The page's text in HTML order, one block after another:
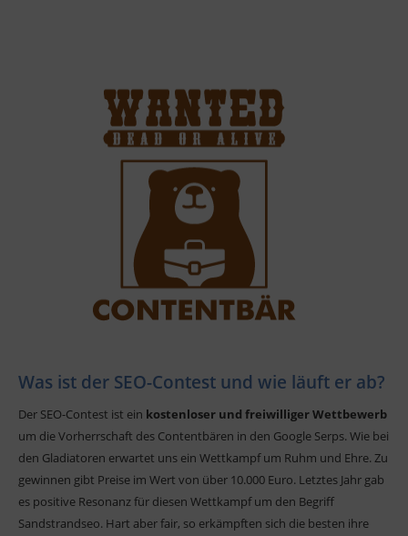
Was ist der SEO-Contest und wie läuft er ab?
Der SEO-Contest ist ein kostenloser und freiwilliger Wettbewerb
um die Vorherrschaft des Contentbären in den Google Serps. Wie bei
den Gladiatoren erwartet uns ein Wettkampf um Ruhm und Ehre. Zu
gewinnen gibt Preise im Wert von über 10.000 Euro. Letztes Jahr gab
es positive Resonanz für diesen Wettkampf um den Begriff
Sandstrandseo. Hart aber fair, so erkämpften sich die besten ihre